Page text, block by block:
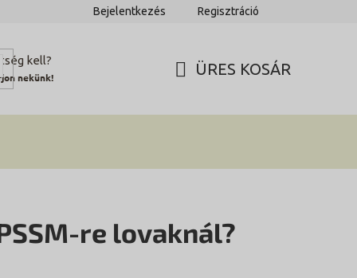
Bejelentkezés Regisztráció
kell?
nekünk! ÜRES KOSÁR
re lovaknál?